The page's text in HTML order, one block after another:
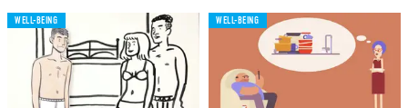
片思いをしていると、相手の良い面しか目に入ってこないので
「この人は嫌な部分がない」と勘違いしてしまうのです。
この勝手な想像が片思いを長引かせ、より厄介なものにしてしま
WELL-BEING WELL-BEING